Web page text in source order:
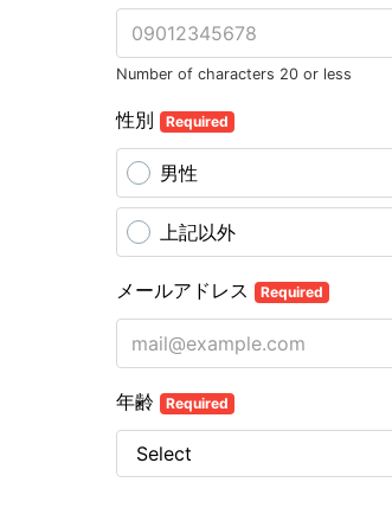
Number of characters 20 or less
性別 Required
男性
上記以外
メールアドレス Required
年齢 Required